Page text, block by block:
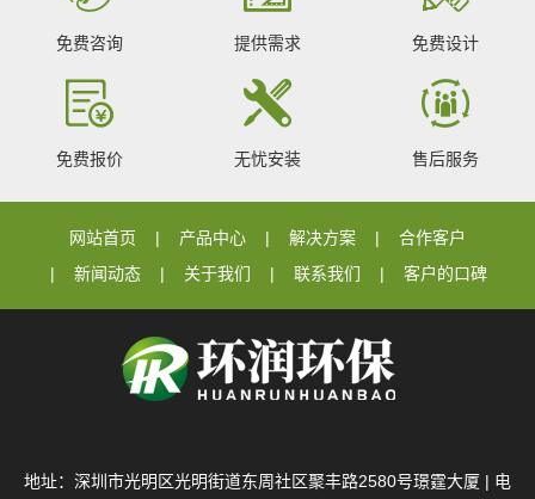
免费咨询 提供需求 免费设计
免费报价 无忧安装 售后服务
网站首页 产品中心 解决方案
合作客户
新闻动态
关于我们 联系我们 客户的口碑
地址：深圳市光明区光明街道东周社区聚丰路2580号璟霆大厦 | 电